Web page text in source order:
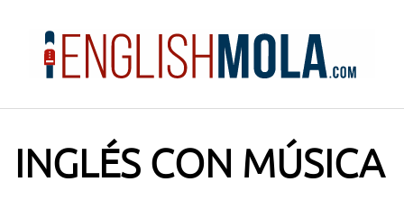
contenido
INGLÉS CON MÚSICA